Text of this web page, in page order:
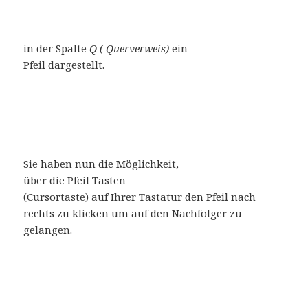
in der SpalteQ ( Querverweis) ein
Pfeil dargestellt.
Sie haben nun die Möglichkeit,
über die Pfeil Tasten
(Cursortaste) auf Ihrer Tastatur den Pfeil nach
rechts zu klicken um auf den Nachfolger zu
gelangen.